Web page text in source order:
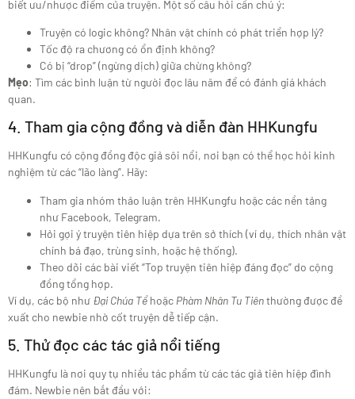
biết ưu/nhược điểm của truyện. Một số câu hỏi cần chú ý:
Truyện có logic không? Nhân vật chính có phát triển hợp lý?
Tốc độ ra chương có ổn định không?
Có bị “drop” (ngừng dịch) giữa chừng không?
Mẹo: Tìm các bình luận từ người đọc lâu năm để có đánh giá khách
quan.
4. Tham gia cộng đồng và diễn đàn HHKungfu
HHKungfu có cộng đồng độc giả sôi nổi, nơi bạn có thể học hỏi kinh
nghiệm từ các “lão làng”. Hãy:
Tham gia nhóm thảo luận trên HHKungfu hoặc các nền tảng
như Facebook, Telegram.
Hỏi gợi ý truyện tiên hiệp dựa trên sở thích (ví dụ, thích nhân vật
chính bá đạo, trùng sinh, hoặc hệ thống).
Theo dõi các bài viết “Top truyện tiên hiệp đáng đọc” do cộng
đồng tổng hợp.
Ví dụ, các bộ như Đại Chúa Tểhoặc Phàm Nhân Tu Tiênthường được đề
xuất cho newbie nhờ cốt truyện dễ tiếp cận.
5. Thử đọc các tác giả nổi tiếng
HHKungfu là nơi quy tụ nhiều tác phẩm từ các tác giả tiên hiệp đình
đám. Newbie nên bắt đầu với: